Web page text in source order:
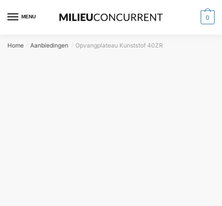
MENU 0
Home / Aanbiedingen / Opvangplateau Kunststof 40ZR